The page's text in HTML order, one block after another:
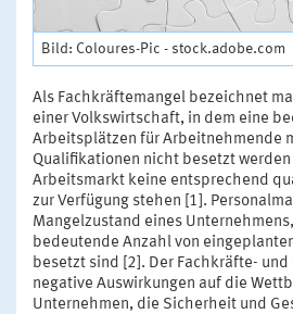
Bild: Coloures-Pic - stock.adobe.com
Als Fachkräftemangel bezeichnet
einer Volkswirtschaft, in dem eine
Arbeitsplätzen für Arbeitnehmende
Qualifikationen nicht besetzt
Arbeitsmarkt keine entsprechend
zur Verfügung stehen [1].
Mangelzustand eines
bedeutende Anzahl von
besetzt sind [2]. Der Fachkräfte-
negative Auswirkungen auf die
Unternehmen, die Sicherheit und